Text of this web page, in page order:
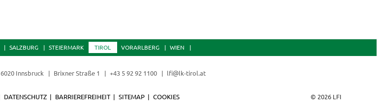
SALZBURG STEIERMARK TIROL VORARLBERG WIEN
6020 Innsbruck Brixner Straße 1 +43 5 92 92 1100 lfi@lk-tirol.at
© 2026 LFI
DATENSCHUTZ BARRIEREFREIHEIT SITEMAP COOKIES